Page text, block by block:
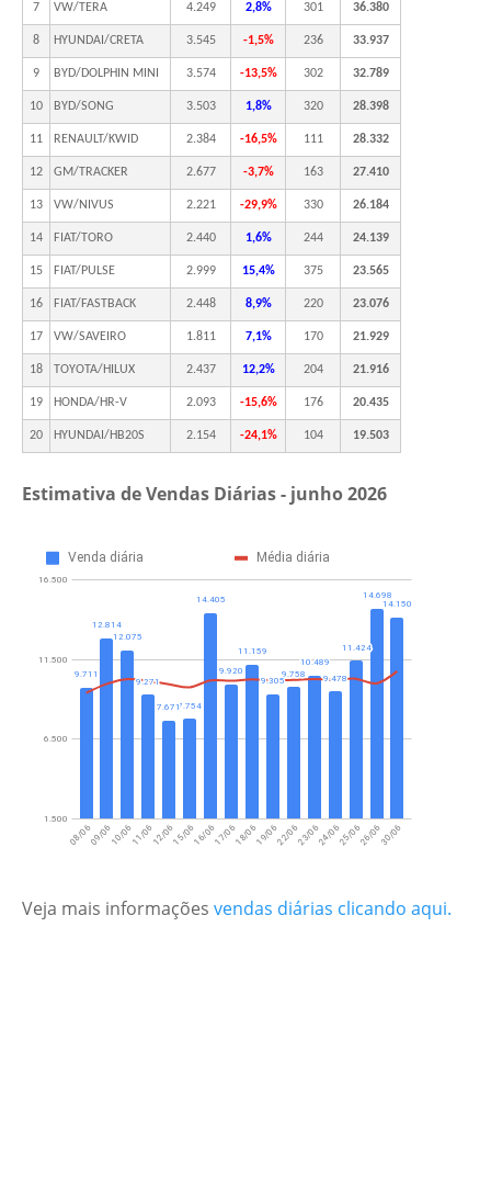
7 VW/TERA 4.249 2,8% 301 36.380
8 HYUNDAI/CRETA 3.545 -1,5% 236 33.937
9 BYD/DOLPHIN MINI 3.574 -13,5% 302 32.789
10 BYD/SONG 3.503 1,8% 320 28.398
11 RENAULT/KWID 2.384 -16,5% 111 28.332
12 GM/TRACKER 2.677 -3,7% 163 27.410
13 VW/NIVUS 2.221 -29,9% 330 26.184
14 FIAT/TORO 2.440 1,6% 244 24.139
15 FIAT/PULSE 2.999 15,4% 375 23.565
16 FIAT/FASTBACK 2.448 8,9% 220 23.076
17 VW/SAVEIRO 1.811 7,1% 170 21.929
18 TOYOTA/HILUX 2.437 12,2% 204 21.916
19 HONDA/HR-V 2.093 -15,6% 176 20.435
20 HYUNDAI/HB20S 2.154 -24,1% 104 19.503
Estimativa de Vendas Diárias - junho 2026
Veja mais informações vendas diárias clicando aqui.